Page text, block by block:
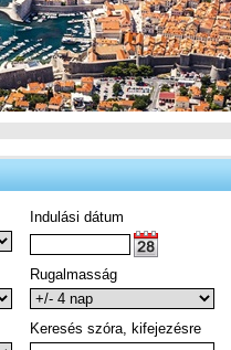
Indulási dátum
Rugalmasság
Keresés szóra, kifejezésre